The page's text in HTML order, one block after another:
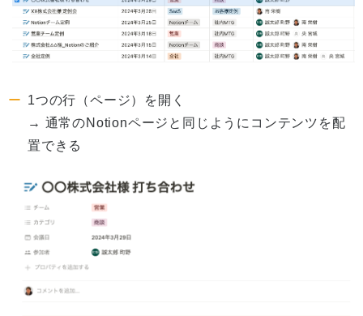
1つの行（ページ）を開く
→ 通常のNotionページと同じようにコンテンツを配
置できる